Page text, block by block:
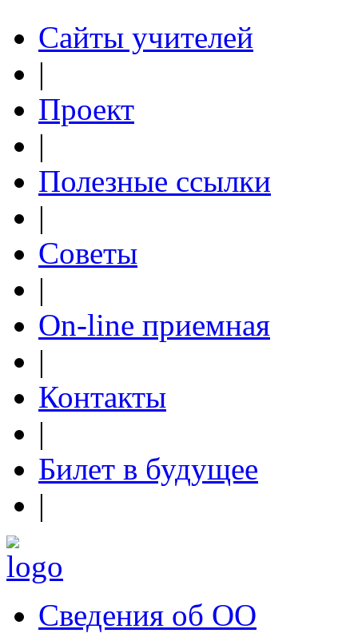
Сайты учителей
|
Проект
|
Полезные ссылки
|
Советы
|
On-line приемная
|
Контакты
|
Билет в будущее
|
Сведения об ОО